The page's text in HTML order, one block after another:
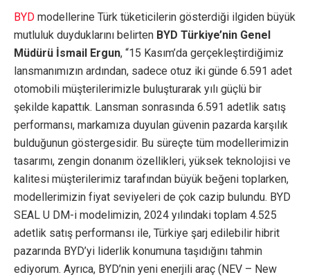
BYD modellerine Türk tüketicilerin gösterdiği ilgiden büyük
mutluluk duyduklarını belirten BYD Türkiye’nin Genel
Müdürü İsmail Ergun, “15 Kasım’da gerçekleştirdiğimiz
lansmanımızın ardından, sadece otuz iki günde 6.591 adet
otomobili müşterilerimizle buluşturarak yılı güçlü bir
şekilde kapattık. Lansman sonrasında 6.591 adetlik satış
performansı, markamıza duyulan güvenin pazarda karşılık
bulduğunun göstergesidir. Bu süreçte tüm modellerimizin
tasarımı, zengin donanım özellikleri, yüksek teknolojisi ve
kalitesi müşterilerimiz tarafından büyük beğeni toplarken,
modellerimizin fiyat seviyeleri de çok cazip bulundu. BYD
SEAL U DM-i modelimizin, 2024 yılındaki toplam 4.525
adetlik satış performansı ile, Türkiye şarj edilebilir hibrit
pazarında BYD’yi liderlik konumuna taşıdığını tahmin
ediyorum. Ayrıca, BYD’nin yeni enerjili araç (NEV – New